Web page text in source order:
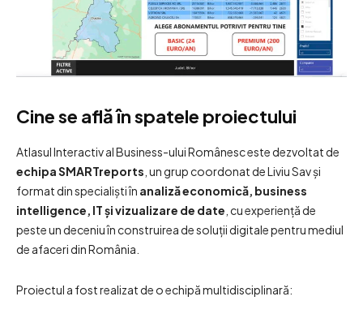
Cine se află în spatele proiectului
Atlasul Interactiv al Business-ului Românesc este dezvoltat de
echipa SMARTreports , un grup coordonat de Liviu Sav și
format din specialiști în analiză economică, business
intelligence, IT și vizualizare de date , cu experiență de
peste un deceniu în construirea de soluții digitale pentru mediul
de afaceri din România.
Proiectul a fost realizat de o echipă multidisciplinară: